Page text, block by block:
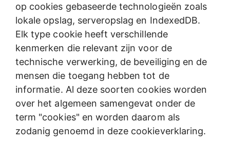
op cookies gebaseerde technologieën zoals
lokale opslag, serveropslag en IndexedDB.
Elk type cookie heeft verschillende
kenmerken die relevant zijn voor de
technische verwerking, de beveiliging en de
mensen die toegang hebben tot de
informatie. Al deze soorten cookies worden
over het algemeen samengevat onder de
term "cookies" en worden daarom als
zodanig genoemd in deze cookieverklaring.